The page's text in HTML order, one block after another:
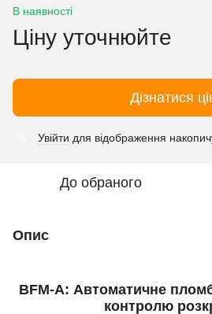
В наявності
Ціну уточнюйте
Дізнатися
Увійти для відображення
До обраного
Опис
BFM-A: Автоматичне
контролю